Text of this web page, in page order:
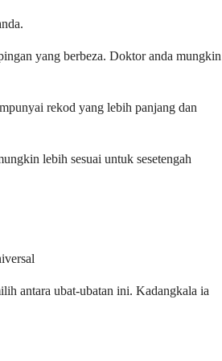
yang berbeza. Doktor anda mungkin
rekod yang lebih panjang dan
lebih sesuai untuk sesetengah
antara ubat-ubatan ini. Kadangkala ia